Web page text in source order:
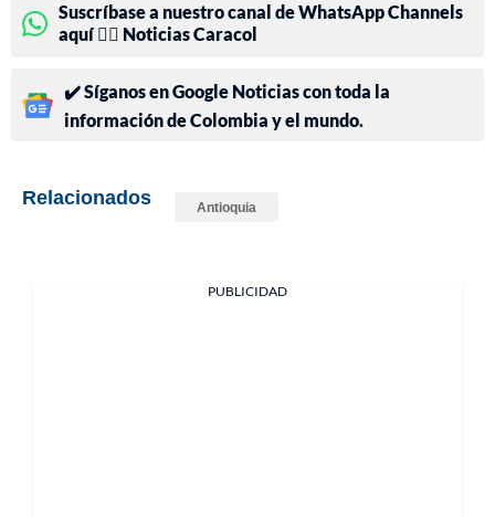
Suscríbase a nuestro canal de WhatsApp Channels
aquí 👉🏻 Noticias Caracol
✔️ Síganos en Google Noticias con toda la
información de Colombia y el mundo.
Relacionados Antioquia
PUBLICIDAD